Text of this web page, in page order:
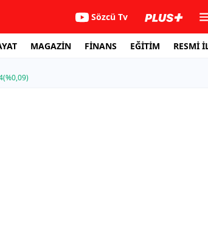
Sözcü Tv
MAGAZİN FİNANS EĞİTİM RESMİ
(%0,09)